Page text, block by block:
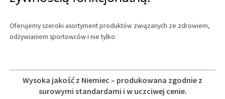
Oferujemy szeroki asortyment produktów związanych ze zdrowiem,
odżywianiem sportowców i nie tylko.
Wysoka jakość z Niemiec – produkowana zgodnie z
surowymi standardami i w uczciwej cenie.